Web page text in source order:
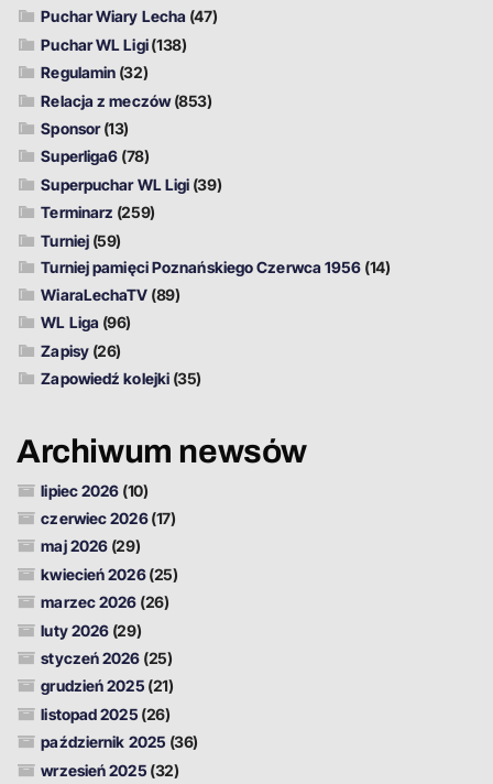
Puchar Wiary Lecha (47)
Puchar WL Ligi(138)
Regulamin (32)
Relacja z meczów(853)
Sponsor(13)
Superliga6 (78)
Superpuchar WL Ligi (39)
Terminarz (259)
Turniej (59)
Turniej pamięci Poznańskiego Czerwca 1956 (14)
WiaraLechaTV (89)
WL Liga (96)
Zapisy(26)
Zapowiedź kolejki (35)
Archiwum newsów
lipiec 2026 (10)
czerwiec 2026(17)
maj 2026 (29)
kwiecień 2026(25)
marzec 2026 (26)
luty 2026 (29)
styczeń 2026 (25)
grudzień 2025 (21)
listopad 2025 (26)
październik 2025 (36)
wrzesień 2025 (32)